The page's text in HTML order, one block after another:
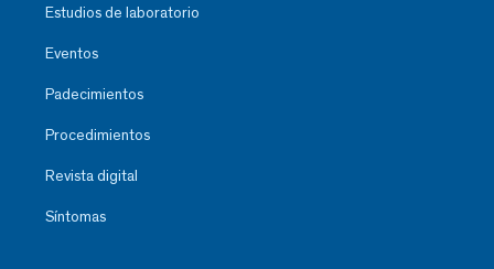
Estudios de laboratorio
Eventos
Padecimientos
Procedimientos
Revista digital
Síntomas